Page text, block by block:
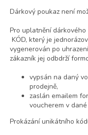
Dárkový poukaz není
Pro uplatnění
KÓD, který je
vygenerován po
zákazník jej odbdrží
vypsán na daný
prodejně,
zaslán emailem
voucherem v
Prokázání unikátního